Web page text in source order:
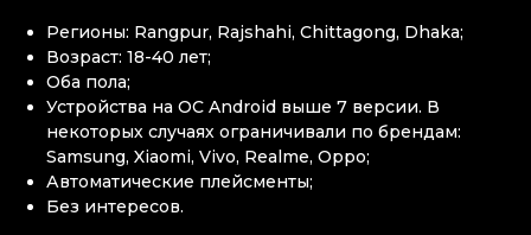
Регионы: Rangpur, Rajshahi, Chittagong, Dhaka;
Возраст: 18-40 лет;
Оба пола;
Устройства на ОС Android выше 7 версии. В
некоторых случаях ограничивали по брендам:
Samsung, Xiaomi, Vivo, Realme, Oppo;
Автоматические плейсменты;
Без интересов.